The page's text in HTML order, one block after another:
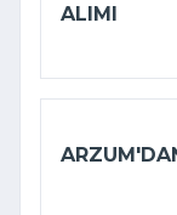
ALIMI